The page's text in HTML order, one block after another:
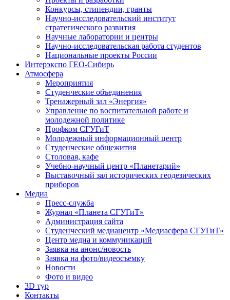
Конкурсы, стипендии, гранты
Научно-исследовательский институт
стратегического развития
Научные лаборатории и центры
Научно-исследовательская работа студентов
Национальные проекты России
Интерэкспо ГЕО-Сибирь
Атмосфера
Мероприятия
Студенческие объединения
Тренажерный зал «Энергия»
Управление по воспитательной работе и
молодежной политике
Профком СГУГиТ
Молодежный информационный центр
Студенческие общежития
Столовая, кафе
Учебно-научный центр «Планетарий»
Выставочный зал исторических геодезических
приборов
Медиа
Пресс-служба
Журнал «Планета СГУГиТ»
Администрация сайта
Студенческий медиацентр «Медиасфера СГУГиТ»
Центр медиа и коммуникаций
Заявка на анонс/новость
Заявка на фото/видеосъемку
Новости
Фото и видео
3D тур
Контакты